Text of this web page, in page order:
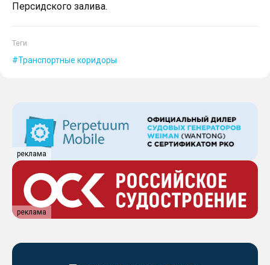
Персидского залива.
Теги
Транспортные коридоры
реклама
реклама